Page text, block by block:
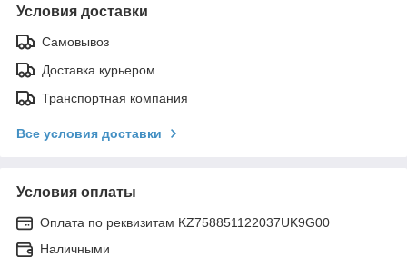
Условия доставки
Самовывоз
Доставка курьером
Транспортная компания
Все условия доставки
Условия оплаты
Оплата по реквизитам KZ758851122037UK9G00
Наличными